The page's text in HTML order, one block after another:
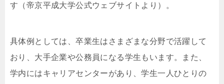
す（帝京平成大学公式ウェブサイトより）。
具体例としては、卒業生はさまざまな分野で活躍して
おり、大手企業や公務員になる学生もいます。また、
学内にはキャリアセンターがあり、学生一人ひとりの